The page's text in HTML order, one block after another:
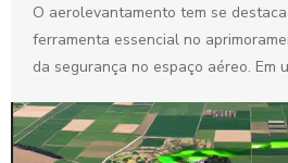
O aerolevantamento tem se
ferramenta essencial no
da segurança no espaço aéreo. Em